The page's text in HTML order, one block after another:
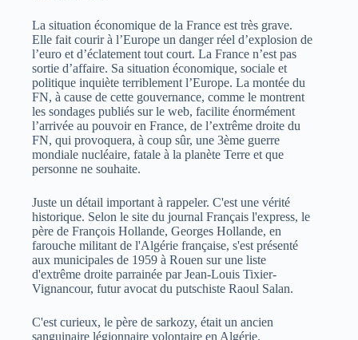
La situation économique de la France est très grave.
Elle fait courir à l’Europe un danger réel d’explosion de
l’euro et d’éclatement tout court. La France n’est pas
sortie d’affaire. Sa situation économique, sociale et
politique inquiète terriblement l’Europe. La montée du
FN, à cause de cette gouvernance, comme le montrent
les sondages publiés sur le web, facilite énormément
l’arrivée au pouvoir en France, de l’extrême droite du
FN, qui provoquera, à coup sûr, une 3ème guerre
mondiale nucléaire, fatale à la planète Terre et que
personne ne souhaite.
Juste un détail important à rappeler. C'est une vérité
historique. Selon le site du journal Français l'express, le
père de François Hollande, Georges Hollande, en
farouche militant de l'Algérie française, s'est présenté
aux municipales de 1959 à Rouen sur une liste
d'extrême droite parrainée par Jean-Louis Tixier-
Vignancour, futur avocat du putschiste Raoul Salan.
C'est curieux, le père de sarkozy, était un ancien
sanguinaire légionnaire volontaire en Algérie.